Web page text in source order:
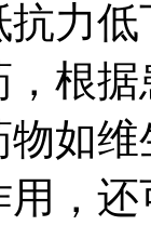
力
根
如
，